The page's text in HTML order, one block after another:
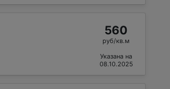
560
руб/кв.м
Указана на
08.10.2025